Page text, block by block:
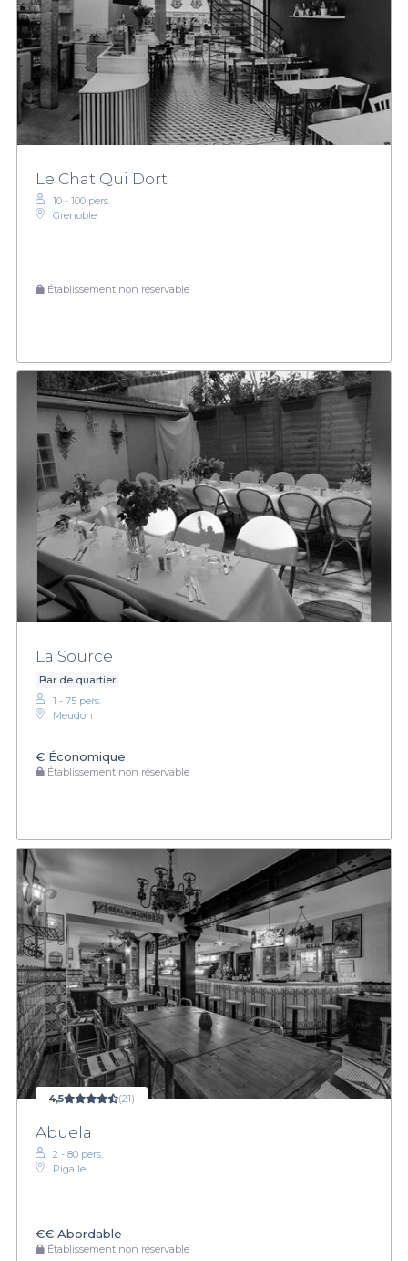
Le Chat Qui Dort
10 - 100 pers.
Grenoble
Établissement non réservable
La Source
Bar de quartier
1 - 75 pers.
Meudon
€ Économique
Établissement non réservable
4,5 (21)
Abuela
2 - 80 pers.
Pigalle
€€ Abordable
Établissement non réservable